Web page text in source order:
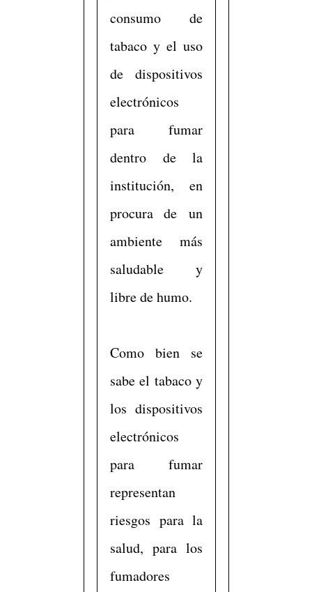
consumo de
tabaco y el uso
de dispositivos
electrónicos
para fumar
dentro de la
institución, en
procura de un
ambiente más
saludable y
libre de humo.
Como bien se
sabe el tabaco y
los dispositivos
electrónicos
para fumar
representan
riesgos para la
salud, para los
fumadores